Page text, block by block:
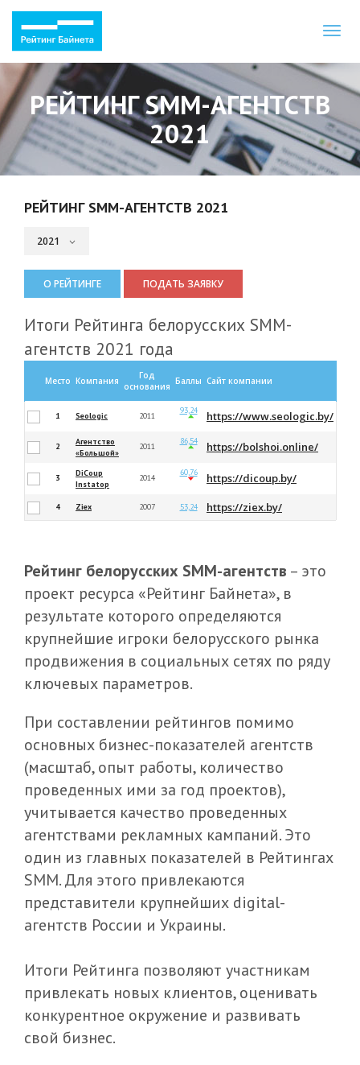
РЕЙТИНГ SMM-АГЕНТСТВ
2021
РЕЙТИНГ SMM-АГЕНТСТВ 2021
О РЕЙТИНГЕ ПОДАТЬ ЗАЯВКУ
Итоги Рейтинга белорусских SMM-
агентств 2021 года
Место Компания
Год
основания Баллы Сайт компании
1 Seologic 2011
93,24 https://www.seologic.by/
2
Агентство
«Большой»
2011
86,54 https://bolshoi.online/
3
DiCoup
Instatop
2014
60,76 https://dicoup.by/
4 Ziex 2007 53,24 https://ziex.by/
Рейтинг белорусских SMM-агентств – это
проект ресурса «Рейтинг Байнета», в
результате которого определяются
крупнейшие игроки белорусского рынка
продвижения в социальных сетях по ряду
ключевых параметров.
При составлении рейтингов помимо
основных бизнес-показателей агентств
(масштаб, опыт работы, количество
проведенных ими за год проектов),
учитывается качество проведенных
агентствами рекламных кампаний. Это
один из главных показателей в Рейтингах
SMM. Для этого привлекаются
представители крупнейших digital-
агентств России и Украины.
Итоги Рейтинга позволяют участникам
привлекать новых клиентов, оценивать
конкурентное окружение и развивать
свой бизнес.